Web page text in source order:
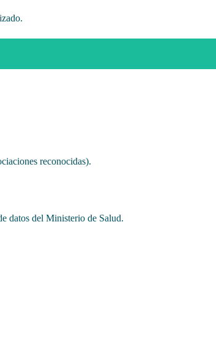
reconocidas).
datos del Ministerio de Salud.